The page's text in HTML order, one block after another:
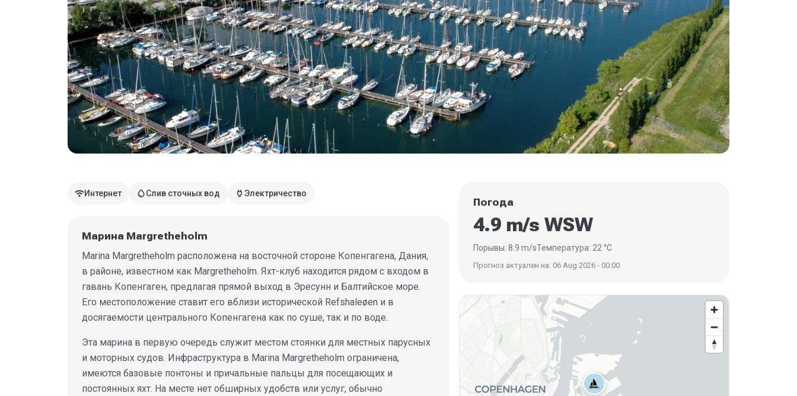
wifiИнтернет water_dropСлив сточных вод power Электричество
Марина Margretheholm
Marina Margretheholm расположена на восточной стороне Копенгагена, Дания,
в районе, известном как Margretheholm. Яхт-клуб находится рядом с входом в
гавань Копенгаген, предлагая прямой выход в Эресунн и Балтийское море.
Его местоположение ставит его вблизи исторической Refshaleøen и в
досягаемости центрального Копенгагена как по суше, так и по воде.
Эта марина в первую очередь служит местом стоянки для местных парусных
и моторных судов. Инфраструктура в Marina Margretheholm ограничена,
имеются базовые понтоны и причальные пальцы для посещающих и
постоянных яхт. На месте нет обширных удобств или услуг, обычно
Погода
4.9 m/s WSW
Порывы: 8.9 m/sТемпература: 22 °C
Прогноз актуален на: 06 Aug 2026 - 00:00